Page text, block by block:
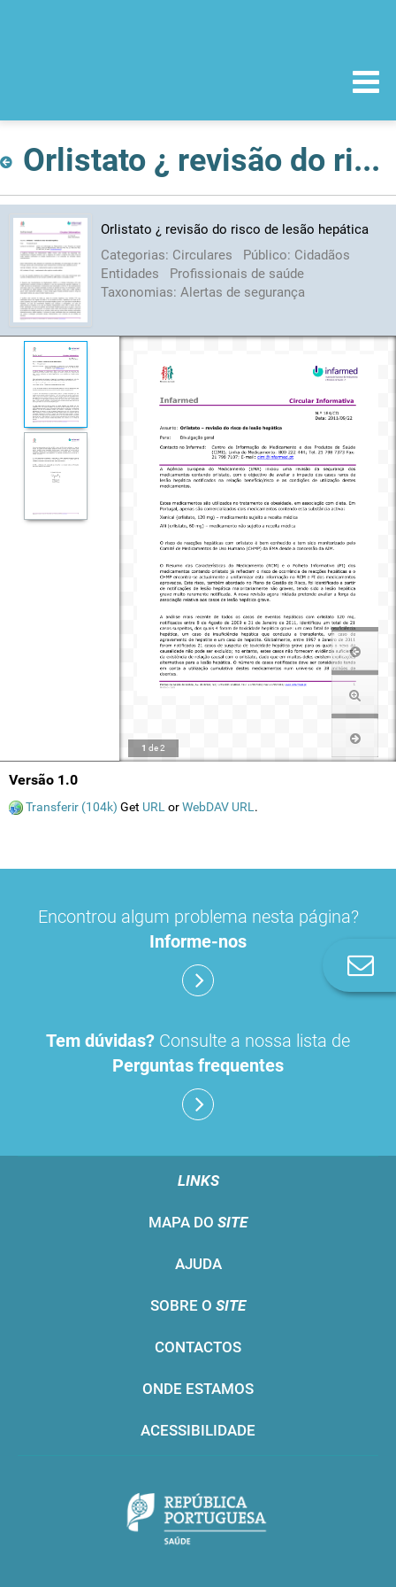
Orlistato ¿ revisão do risco de lesão hepática
Orlistato ¿ revisão do risco de lesão hepática
Categorias: Circulares Público: Cidadãos
Entidades
Profissionais de saúde
Taxonomias: Alertas de segurança
1 de2
Versão 1.0
Transferir (104k) Get URL orWebDAV URL .
Encontrou algum problema nesta página?
Informe-nos
Tem dúvidas? Consulte a nossa lista de
Perguntas frequentes
LINKS
MAPA DO SITE
AJUDA
SOBRE O SITE
CONTACTOS
ONDE ESTAMOS
ACESSIBILIDADE